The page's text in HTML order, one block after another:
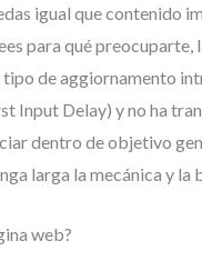
igual que contenido
para qué
de aggiornamento
Input Delay) y no ha
dentro de objetivo
larga la mecánica y la
web?